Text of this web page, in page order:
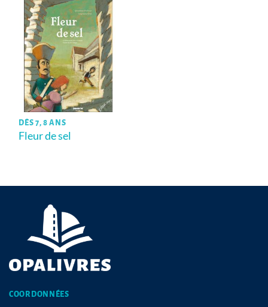
DÈS 7, 8 ANS
Fleur de sel
COORDONNÉES